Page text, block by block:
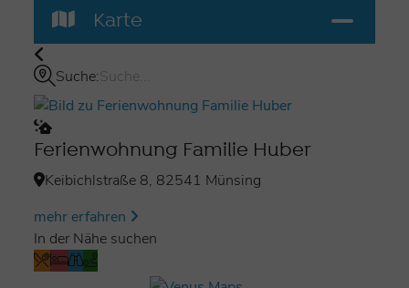
Karte
Suche:
Ferienwohnung Familie Huber
Keibichlstraße 8, 82541 Münsing
mehr erfahren
In der Nähe suchen